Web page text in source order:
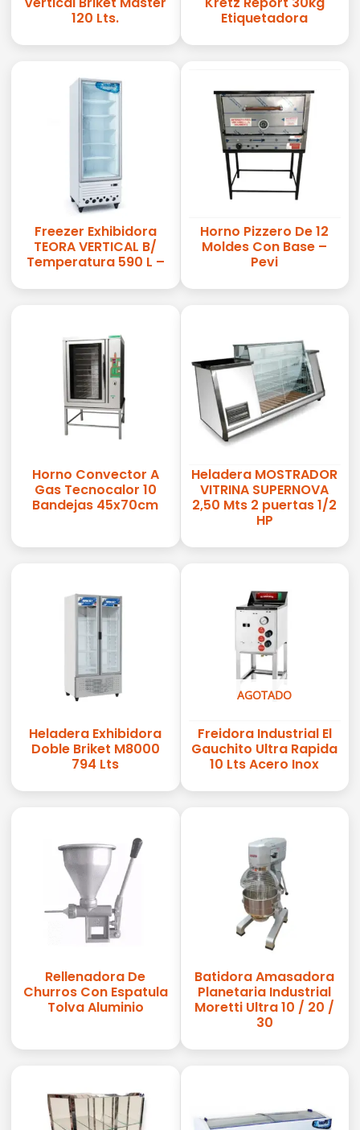
120 Lts.
Etiquetadora
Freezer Exhibidora
TEORA VERTICAL B/
Temperatura 590 L –
Horno Pizzero De 12
Moldes Con Base –
Pevi
Horno Convector A
Gas Tecnocalor 10
Bandejas 45x70cm
Heladera MOSTRADOR
VITRINA SUPERNOVA
2,50 Mts 2 puertas 1/2
HP
Heladera Exhibidora
Doble Briket M8000
794 Lts
AGOTADO
Freidora Industrial El
Gauchito Ultra Rapida
10 Lts Acero Inox
Rellenadora De
Churros Con Espatula
Tolva Aluminio
Batidora Amasadora
Planetaria Industrial
Moretti Ultra 10 / 20 /
30